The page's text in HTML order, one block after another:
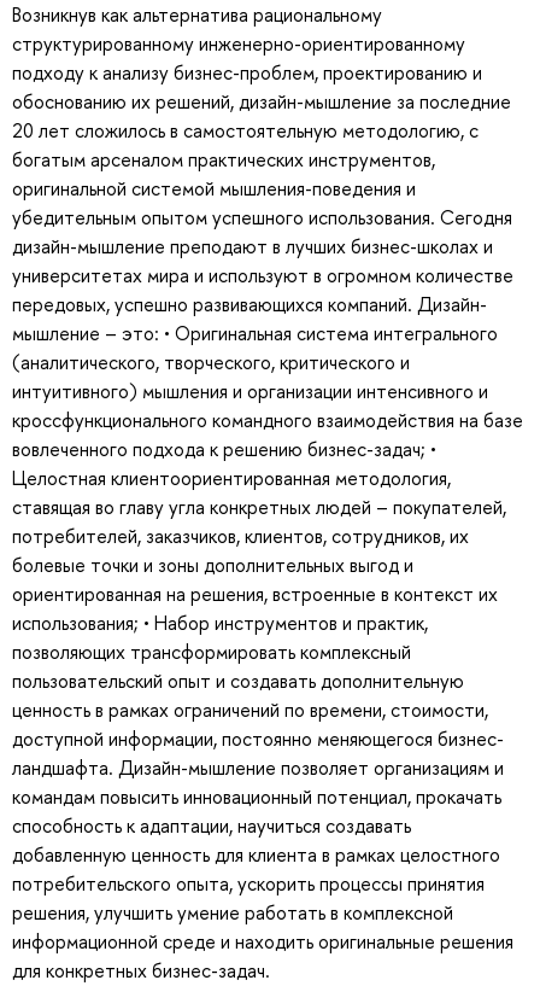
Возникнув как альтернатива рациональному
структурированному инженерно-ориентированному
подходу к анализу бизнес-проблем, проектированию и
обоснованию их решений, дизайн-мышление за последние
20 лет сложилось в самостоятельную методологию, с
богатым арсеналом практических инструментов,
оригинальной системой мышления-поведения и
убедительным опытом успешного использования. Сегодня
дизайн-мышление преподают в лучших бизнес-школах и
университетах мира и используют в огромном количестве
передовых, успешно развивающихся компаний. Дизайн-
мышление – это: • Оригинальная система интегрального
(аналитического, творческого, критического и
интуитивного) мышления и организации интенсивного и
кроссфункционального командного взаимодействия на базе
вовлеченного подхода к решению бизнес-задач; •
Целостная клиентоориентированная методология,
ставящая во главу угла конкретных людей – покупателей,
потребителей, заказчиков, клиентов, сотрудников, их
болевые точки и зоны дополнительных выгод и
ориентированная на решения, встроенные в контекст их
использования; • Набор инструментов и практик,
позволяющих трансформировать комплексный
пользовательский опыт и создавать дополнительную
ценность в рамках ограничений по времени, стоимости,
доступной информации, постоянно меняющегося бизнес-
ландшафта. Дизайн-мышление позволяет организациям и
командам повысить инновационный потенциал, прокачать
способность к адаптации, научиться создавать
добавленную ценность для клиента в рамках целостного
потребительского опыта, ускорить процессы принятия
решения, улучшить умение работать в комплексной
информационной среде и находить оригинальные решения
для конкретных бизнес-задач.